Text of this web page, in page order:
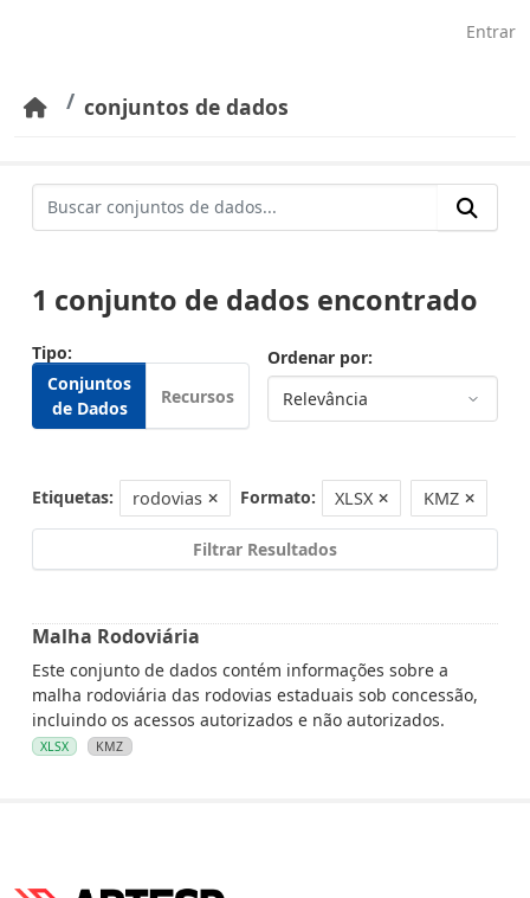
Entrar
conjuntos de dados
1 conjunto de dados encontrado
Tipo
Conjuntos
de Dados
Recursos
Ordenar por
Etiquetas: rodovias Formato: XLSX KMZ
Filtrar Resultados
Malha Rodoviária
Este conjunto de dados contém informações sobre a
malha rodoviária das rodovias estaduais sob concessão,
incluindo os acessos autorizados e não autorizados.
XLSX KMZ